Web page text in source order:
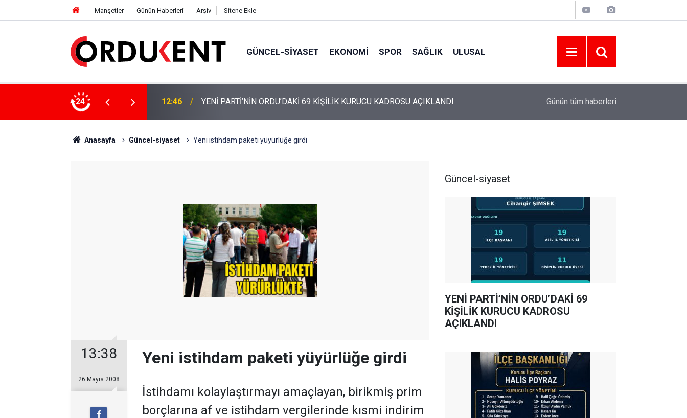
Manşetler Günün Haberleri Arşiv Sitene Ekle
GÜNCEL-SIYASET EKONOMI SPOR SAĞLIK ULUSAL
24
KURUCU KADROSU AÇIKLANDI 12:22 YENİ PARTİ ALTINORDU’DA KURUCU YÖNETİMİNİ AÇIKLADI ORDU ASKF’DEN İŞ DÜNYASINA AMATÖR
Günün tüm haberleri
Anasayfa Güncel-siyaset Yeni istihdam paketi yüyürlüğe girdi
13:38
26 Mayıs 2008
Yeni istihdam paketi yüyürlüğe girdi
İstihdamı kolaylaştırmayı amaçlayan, birikmiş prim
borçlarına af ve istihdam vergilerinde kısmi indirim
Güncel-siyaset
YENİ PARTİ’NİN ORDU’DAKİ 69
KİŞİLİK KURUCU KADROSU
AÇIKLANDI